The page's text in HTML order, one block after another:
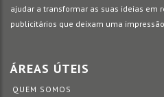
ajudar a transformar as suas ideias em
publicitários que deixam uma
ÁREAS ÚTEIS
QUEM SOMOS